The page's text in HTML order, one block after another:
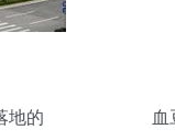
地的
血